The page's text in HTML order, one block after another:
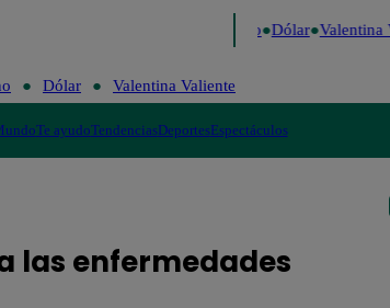
Dólar Valentina
Dólar Valentina Valiente
Te ayudoTendenciasDeportesEspectáculos
las enfermedades